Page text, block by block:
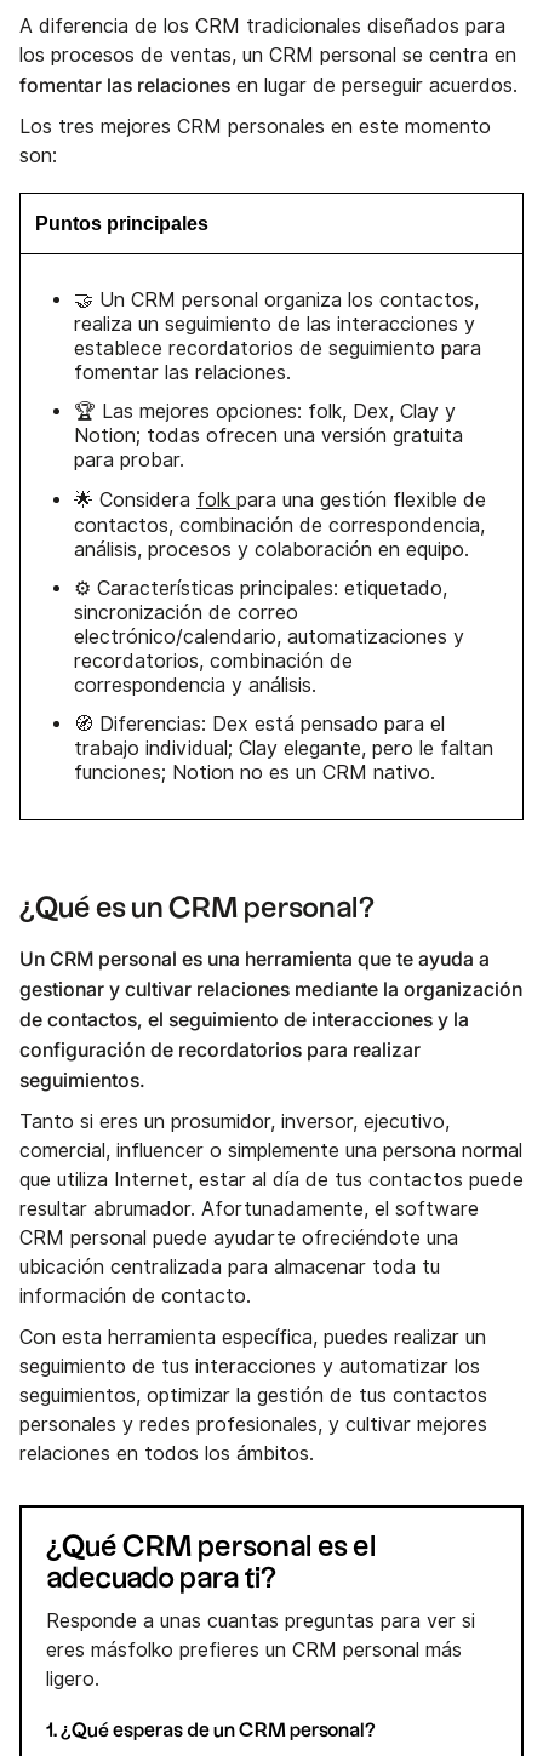
A diferencia de los CRM tradicionales diseñados para
los procesos de ventas, un CRM personal se centra en
fomentar las relaciones en lugar de perseguir acuerdos.
Los tres mejores CRM personales en este momento
son:
Puntos principales
🤝 Un CRM personal organiza los contactos,
realiza un seguimiento de las interacciones y
establece recordatorios de seguimiento para
fomentar las relaciones.
🏆 Las mejores opciones: folk, Dex, Clay y
Notion; todas ofrecen una versión gratuita
para probar.
🌟 Considera folk para una gestión flexible de
contactos, combinación de correspondencia,
análisis, procesos y colaboración en equipo.
⚙️ Características principales: etiquetado,
sincronización de correo
electrónico/calendario, automatizaciones y
recordatorios, combinación de
correspondencia y análisis.
🧭 Diferencias: Dex está pensado para el
trabajo individual; Clay elegante, pero le faltan
funciones; Notion no es un CRM nativo.
¿Qué es un CRM personal?
Un CRM personal es una herramienta que te ayuda a
gestionar y cultivar relaciones mediante la organización
de contactos, el seguimiento de interacciones y la
configuración de recordatorios para realizar
seguimientos.
Tanto si eres un prosumidor, inversor, ejecutivo,
comercial, influencer o simplemente una persona normal
que utiliza Internet, estar al día de tus contactos puede
resultar abrumador. Afortunadamente, el software
CRM personal puede ayudarte ofreciéndote una
ubicación centralizada para almacenar toda tu
información de contacto.
Con esta herramienta específica, puedes realizar un
seguimiento de tus interacciones y automatizar los
seguimientos, optimizar la gestión de tus contactos
personales y redes profesionales, y cultivar mejores
relaciones en todos los ámbitos.
¿Qué CRM personal es el
adecuado para ti?
Responde a unas cuantas preguntas para ver si
eres másfolko prefieres un CRM personal más
ligero.
1. ¿Qué esperas de un CRM personal?